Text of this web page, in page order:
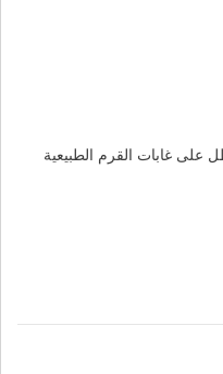
غابات القرم الطبيعية